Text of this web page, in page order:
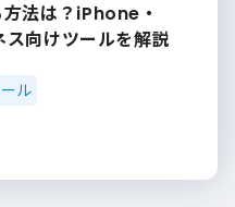
法は？iPhone・
向けツールを解説
ル